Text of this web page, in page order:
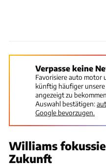
Verpasse keine
Favorisiere auto motor
künftig häufiger
angezeigt zu
Auswahl bestätigen:
Google bevorzugen.
Williams
Zukunft